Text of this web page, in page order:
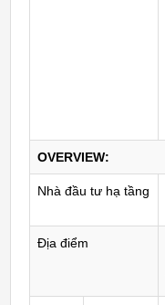
OVERVIEW:
Nhà đầu tư hạ tầng
Địa điểm